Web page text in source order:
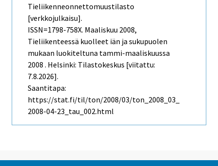
Tieliikenneonnettomuustilasto
[verkkojulkaisu].
ISSN=1798-758X. Maaliskuu 2008,
Tieliikenteessä kuolleet iän ja sukupuolen
mukaan luokiteltuna tammi-maaliskuussa
2008 . Helsinki: Tilastokeskus [viitattu:
7.8.2026].
Saantitapa:
https://stat.fi/til/ton/2008/03/ton_2008_03_
2008-04-23_tau_002.html